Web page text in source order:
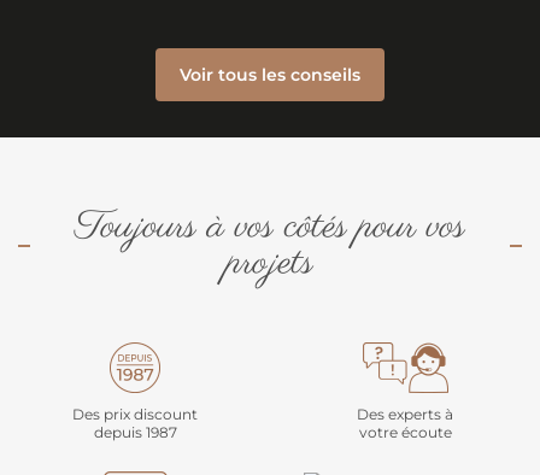
Voir tous les conseils
Toujours à vos côtés pour vos
projets
Des prix discount
depuis 1987
Des experts à
votre écoute